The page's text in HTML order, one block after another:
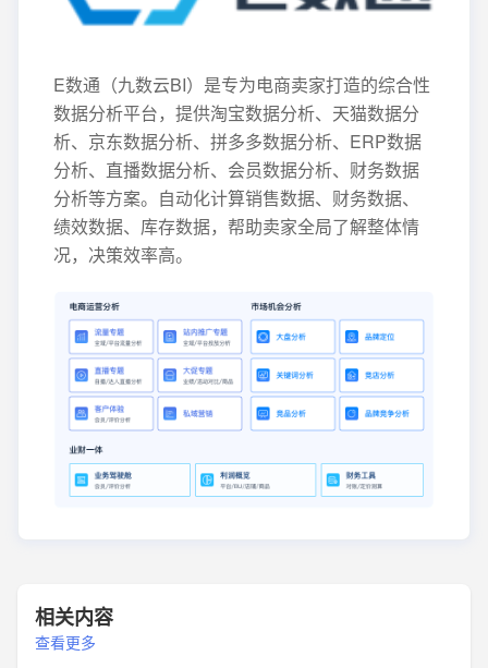
E数通（九数云BI）是专为电商卖家打造的综合性
数据分析平台，提供淘宝数据分析、天猫数据分
析、京东数据分析、拼多多数据分析、ERP数据
分析、直播数据分析、会员数据分析、财务数据
分析等方案。自动化计算销售数据、财务数据、
绩效数据、库存数据，帮助卖家全局了解整体情
况，决策效率高。
相关内容
查看更多